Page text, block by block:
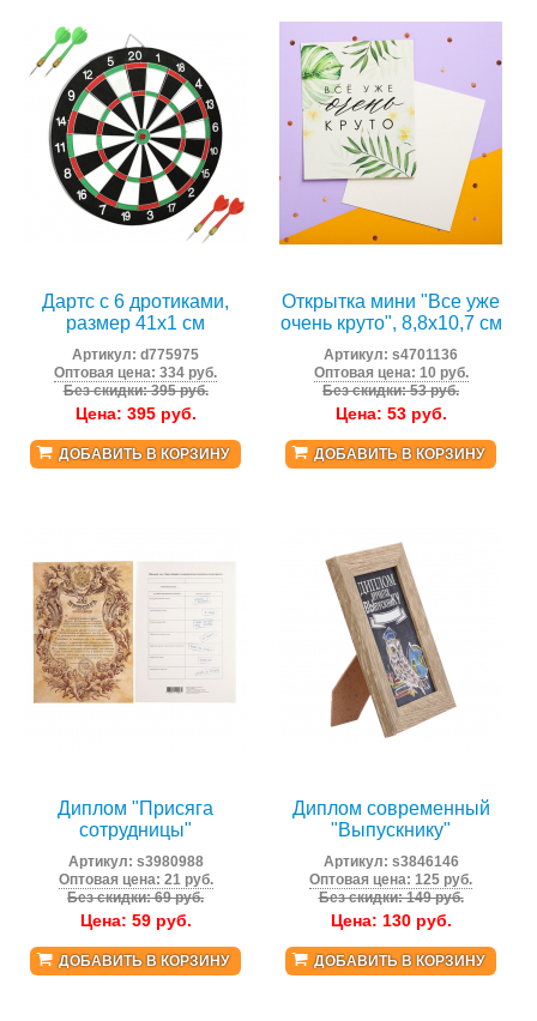
Дартс с 6 дротиками,
размер 41х1 см
Артикул:d775975
Оптовая цена: 334 руб.
Без скидки: 395 руб.
Цена: 395руб.
ДОБАВИТЬ В КОРЗИНУ
Открытка мини "Все уже
очень круто", 8,8х10,7 см
Артикул:s4701136
Оптовая цена: 10 руб.
Без скидки: 53 руб.
Цена: 53руб.
ДОБАВИТЬ В КОРЗИНУ
Диплом "Присяга
сотрудницы"
Артикул: s3980988
Оптовая цена: 21 руб.
Без скидки: 69 руб.
Цена: 59руб.
ДОБАВИТЬ В КОРЗИНУ
Диплом современный
"Выпускнику"
Артикул: s3846146
Оптовая цена: 125 руб.
Без скидки: 149 руб.
Цена: 130руб.
ДОБАВИТЬ В КОРЗИНУ